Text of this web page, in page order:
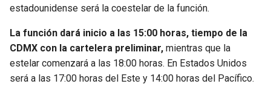
estadounidense será la coestelar de la función.
La función dará inicio a las 15:00 horas, tiempo de la
CDMX con la cartelera preliminar, mientras que la
estelar comenzará a las 18:00 horas. En Estados Unidos
será a las 17:00 horas del Este y 14:00 horas del Pacífico.